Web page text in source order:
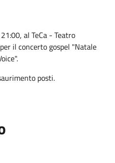
al TeCa - Teatro
il concerto gospel "Natale
posti.